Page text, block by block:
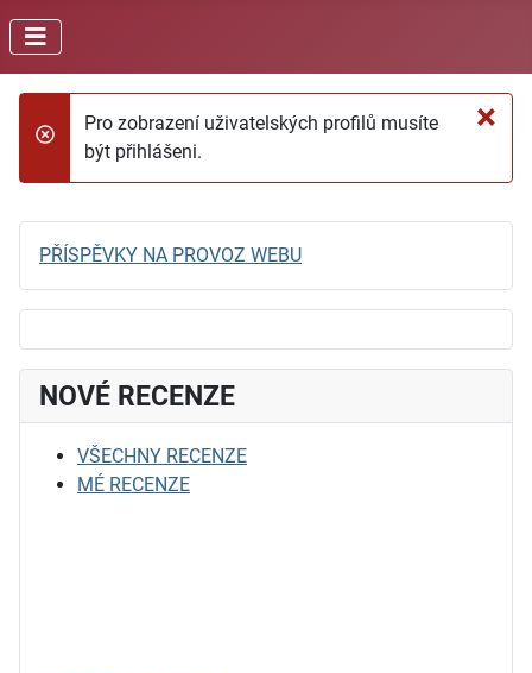
×
danger
Pro zobrazení uživatelských profilů musíte
být přihlášeni.
PŘÍSPĚVKY NA PROVOZ WEBU
NOVÉ RECENZE
VŠECHNY RECENZE
MÉ RECENZE